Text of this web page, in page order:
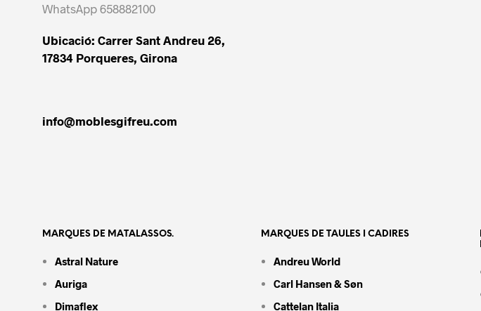
WhatsApp 658882100
Ubicació: Carrer Sant Andreu 26,
17834 Porqueres, Girona
info@moblesgifreu.com
MARQUES DE MATALASSOS.
Astral Nature
Auriga
Dimaflex
MARQUES DE TAULES I CADIRES
Andreu World
Carl Hansen & Søn
Cattelan Italia